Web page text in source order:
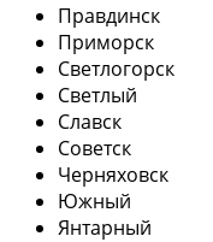
Правдинск
Приморск
Светлогорск
Светлый
Славск
Советск
Черняховск
Южный
Янтарный